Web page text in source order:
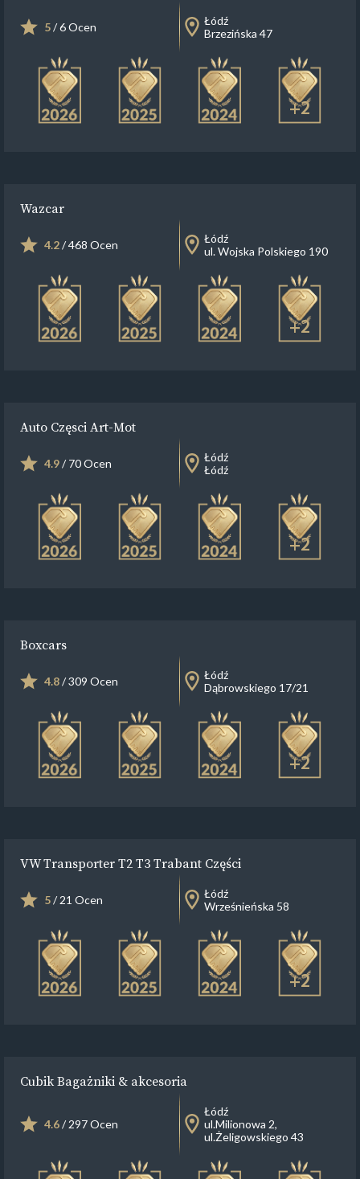
5/ 6 Ocen
Łódź
Brzezińska 47
+2
Wazcar
4.2/ 468 Ocen
Łódź
ul. Wojska Polskiego 190
+2
Auto Częsci Art-Mot
4.9/ 70 Ocen
Łódź
Łódź
+2
Boxcars
4.8/ 309 Ocen
Łódź
Dąbrowskiego 17/21
+2
VW Transporter T2 T3 Trabant Części
5/ 21 Ocen
Łódź
Wrześnieńska 58
+2
Cubik Bagażniki & akcesoria
4.6/ 297 Ocen
Łódź
ul.Milionowa 2,
ul.Żeligowskiego 43